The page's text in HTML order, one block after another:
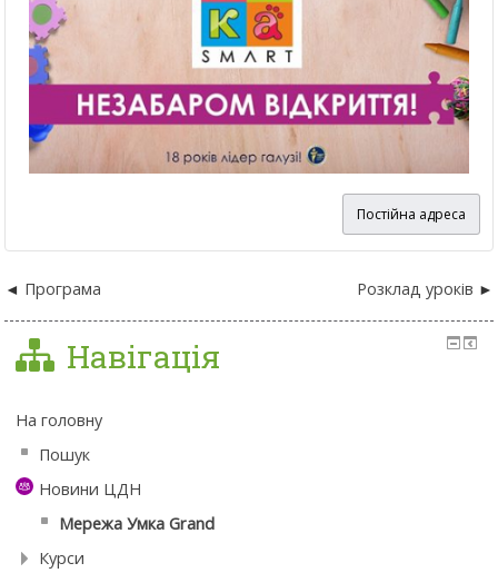
Постійна адреса
Програма Розклад уроків
Навігація
На головну
Пошук
Новини ЦДН
Мережа Умка Grand
Курси